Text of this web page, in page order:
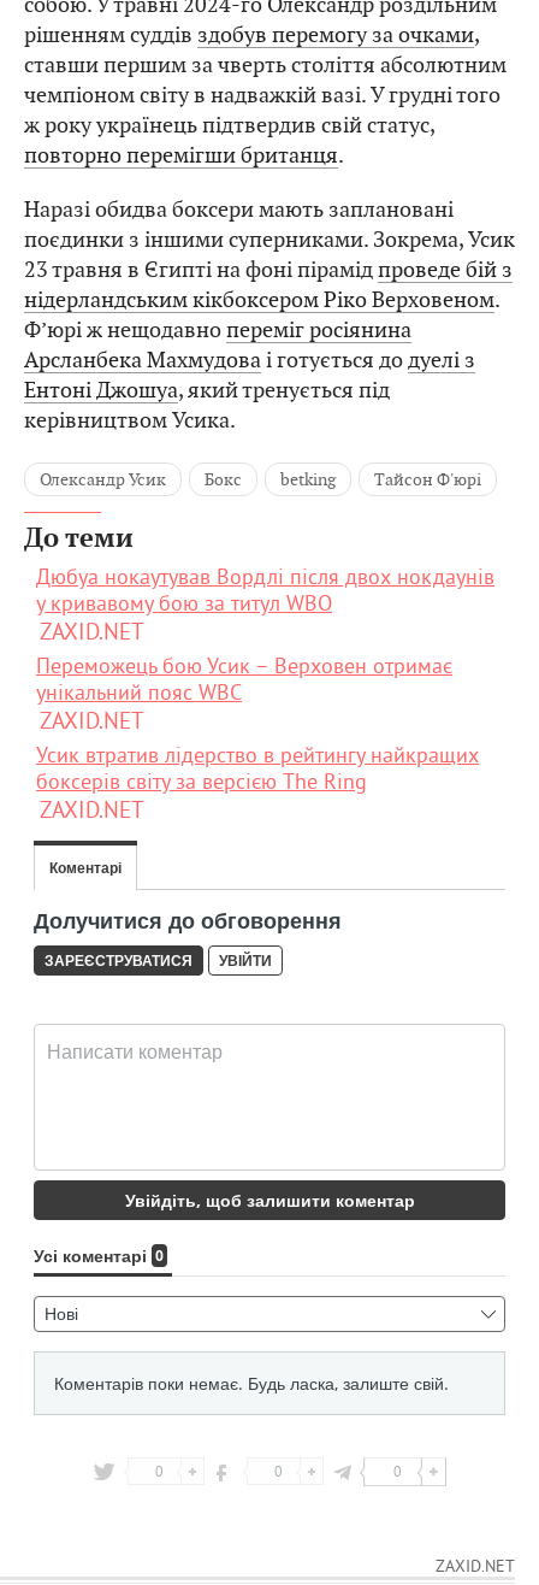
рішенням суддів здобув перемогу за очками,
ставши першим за чверть століття абсолютним
чемпіоном світу в надважкій вазі. У грудні того
ж року українець підтвердив свій статус,
повторно перемігши британця.
Наразі обидва боксери мають заплановані
поєдинки з іншими суперниками. Зокрема, Усик
23 травня в Єгипті на фоні пірамідпроведе бій з
нідерландським кікбоксером Ріко Верховеном.
Ф’юрі ж нещодавнопереміг росіянина
Арсланбека Махмудоваі готується додуелі з
Ентоні Джошуа, який тренується під
керівництвом Усика.
Олександр Усик Бокс betking Тайсон Ф'юрі
До теми
Дюбуа нокаутував Вордлі після двох нокдаунів
у кривавому бою за титул WBO
ZAXID.NET
Переможець бою Усик – Верховен отримає
унікальний пояс WBC
ZAXID.NET
Усик втратив лідерство в рейтингу найкращих
боксерів світу за версією The Ring
ZAXID.NET
0 0 0
ZAXID.NET